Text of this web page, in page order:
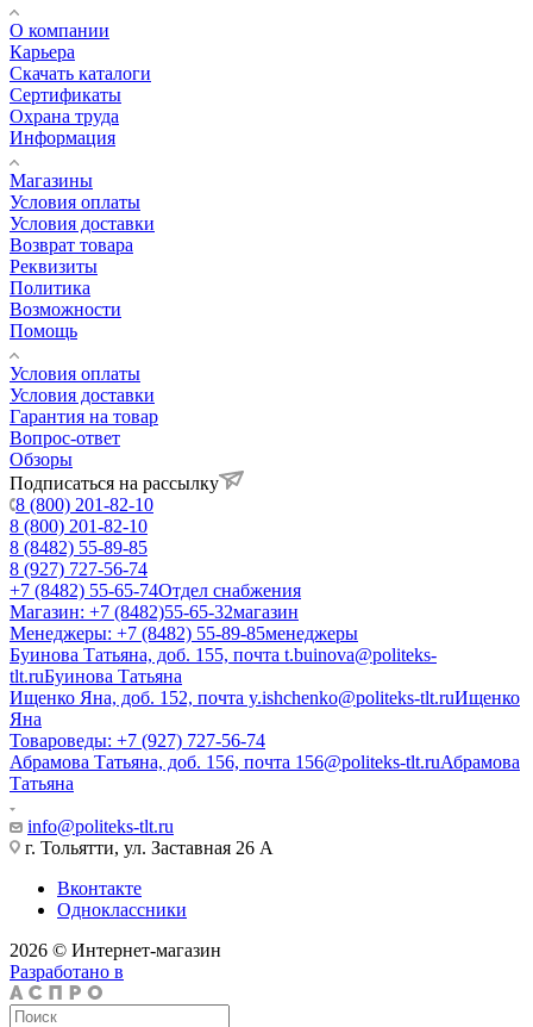
О компании
Карьера
Cкачать каталоги
Сертификаты
Охрана труда
Информация
Магазины
Условия оплаты
Условия доставки
Возврат товара
Реквизиты
Политика
Возможности
Помощь
Условия оплаты
Условия доставки
Гарантия на товар
Вопрос-ответ
Обзоры
Подписаться на рассылку
8 (800) 201-82-10
8 (800) 201-82-10
8 (8482) 55-89-85
8 (927) 727-56-74
+7 (8482) 55-65-74Отдел снабжения
Магазин: +7 (8482)55-65-32магазин
Менеджеры: +7 (8482) 55-89-85менеджеры
Буинова Татьяна, доб. 155, почта t.buinova@politeks-
tlt.ruБуинова Татьяна
Ищенко Яна, доб. 152, почта y.ishchenko@politeks-tlt.ruИщенко
Яна
Товароведы: +7 (927) 727-56-74
Абрамова Татьяна, доб. 156, почта 156@politeks-tlt.ruАбрамова
Татьяна
info@politeks-tlt.ru
г. Тольятти, ул. Заставная 26 А
Вконтакте
Одноклассники
2026 © Интернет-магазин
Разработано в